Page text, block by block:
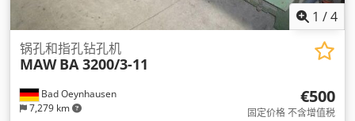
1 /4
Bad Oeynhausen
7,279 km
锅孔和指孔钻孔机
MAW BA 3200/3-11
€500
固定价格 不含增值税